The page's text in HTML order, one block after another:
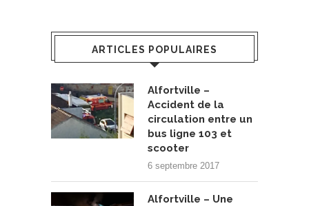
ARTICLES POPULAIRES
Alfortville –
Accident de la
circulation entre un
bus ligne 103 et
scooter
6 septembre 2017
Alfortville – Une